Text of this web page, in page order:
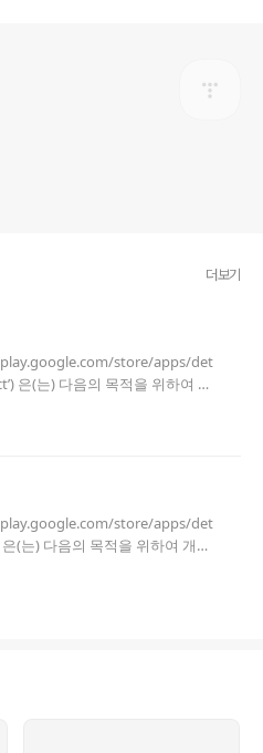
더보기
play.google.com/store/apps/det
은(는) 다음의 목적을 위하여 개
에 대한 서비스 제공에 따른 본
간 또는 법령에 따른 개인정보
리․보유합니다.② 구체적인 개
play.google.com/store/apps/det
은(는) 다음의 목적을 위하여 개인
대한 서비스 제공에 따른 본인
부터 개인정보를 수집할 때 동
는 법령에 따른 개인정보 보유․